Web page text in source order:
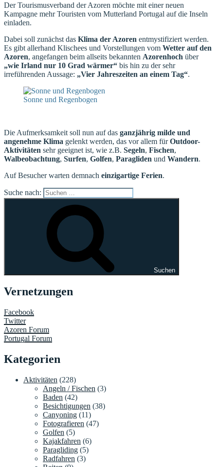
Der Tourismusverband der Azoren möchte mit einer neuen
Kampagne mehr Touristen vom Mutterland Portugal auf die Inseln
einladen.
Dabei soll zunächst das Klima der Azoren entmystifiziert werden.
Es gibt allerhand Klischees und Vorstellungen vom Wetter auf den
Azoren, angefangen beim allseits bekannten Azorenhoch über
„wie Irland nur 10 Grad wärmer“ bis hin zu der sehr
irreführenden Aussage: „Vier Jahreszeiten an einem Tag“.
Sonne und Regenbogen
Die Aufmerksamkeit soll nun auf das ganzjährig milde und
angenehme Klima gelenkt werden, das vor allem fürOutdoor-
Aktivitäten sehr geeignet ist, wie z.B. Segeln, Fischen,
Walbeobachtung, Surfen, Golfen, Paragliden und Wandern.
Auf Besucher warten demnach einzigartige Ferien.
Suche nach:
Suchen
Vernetzungen
Facebook
Twitter
Azoren Forum
Portugal Forum
Kategorien
Aktivitäten (228)
Angeln / Fischen (3)
Baden (42)
Besichtigungen (38)
Canyoning (11)
Fotografieren (47)
Golfen (5)
Kajakfahren (6)
Paragliding (5)
Radfahren (3)